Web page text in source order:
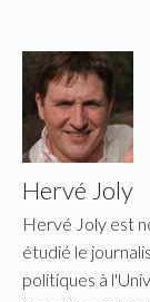
Hervé Joly
Hervé Joly est
étudié le
politiques à